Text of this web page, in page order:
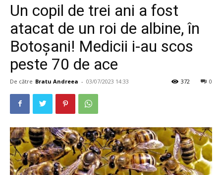
Un copil de trei ani a fost
atacat de un roi de albine, în
Botoșani! Medicii i-au scos
peste 70 de ace
De către Bratu Andreea - 03/07/2023 14:33 0
372